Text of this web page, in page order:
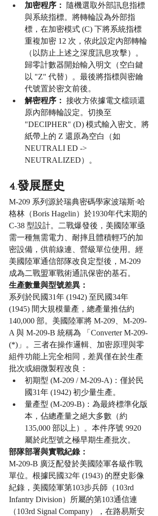
加密程序：
隨機選取外部訊息指標
與系統指標。將轉輪設為外部指
標，在加密模式 (C) 下將系統指標
重複加密 12 次，依此設定內部轉輪
（以防止上述之深度訊息攻擊）。
歸零計數器開始輸入明文（空白鍵
以 "Z" 代替）。最後將指標與密鑰
代號置於密文前後。
解密程序： 接收方依據電文檔頭還
原內部轉輪設定。切換至
"DECIPHER" (D) 模式輸入密文。將
紙帶上的 Z 還原為空白（如
NEUTRALI ED ->
NEUTRALIZED）。
4.發展歷史
M-209 系列源於瑞典密碼學家波瑞斯·哈
格林（Boris Hagelin）於1930年代末期的
C-38 型設計。二戰爆發後，美國陸軍亟
需一種無需電力、耐摔且體積輕巧的加
密設備，供前線連、營級單位使用。經
美國陸軍通信部隊改良定型後，M-209
成為二戰盟軍戰術通訊保密的基石。
生產數量與型號差異：
系列於民國31年 (1942) 至民國34年
(1945) 間大規模量產，總產量推估約
140,000 部。美國陸軍將 M-209、M-209-
A 與 M-209-B 統稱為 「Converter M-209-
(*)」。三者在操作邏輯、加密原理與零
組件功能上完全相同，差異僅在於生產
批次或細微製程改良：
初期型 (M-209 / M-209-A)：僅於民
國31年 (1942) 初少量生產。
量產型 (M-209-B)：為最終標準化版
本，佔總產量之絕大多數（約
135,000 部以上）。本件序號 9920
屬於此型號之極早期生產批次。
部隊部署與實戰紀錄：
M-209-B 廣泛配發於美國陸軍各級作戰
單位。根據民國32年 (1943) 的歷史影像
紀錄，美國陸軍第103步兵師（103rd
Infantry Division）所屬的第103通信連
（103rd Signal Company），在路易斯安